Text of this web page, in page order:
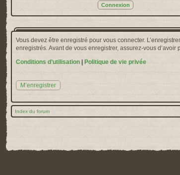
Vous devez être enregistré pour vous connecter.
enregistrés. Avant de vous enregistrer, assurez-vous
Conditions d’utilisation
Politique de vie privée
M’enregistrer
Index du forum